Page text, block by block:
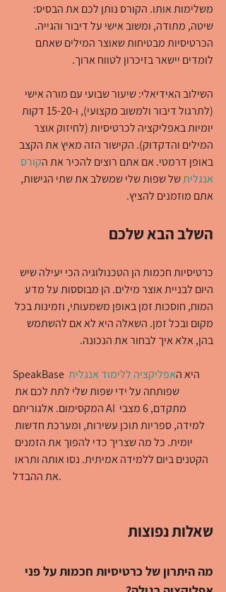
משלימות אותו. הקורס נותן לכם את הבסיס:
שיטה, מתודה, ומשוב אישי על דיבור והגייה.
הכרטיסיות מבטיחות שאוצר המילים שאתם
לומדים יישאר בזיכרון לטווח ארוך.
השילוב האידיאלי: שיעור שבועי עם מורה אישי
(לתרגול דיבור ולמשוב מקצועי), ו-15-20 דקות
יומיות באפליקציה לכרטיסיות (לחיזוק אוצר
המילים והדקדוק). הקישור הזה מאיץ את הקצב
באופן דרמטי. אם אתם רוצים להכיר את הקורס
אנגלית של שפות שלי שמשלב את שתי הגישות,
אתם מוזמנים להציץ.
השלב הבא שלכם
כרטיסיות חכמות הן הטכנולוגיה הכי יעילה שיש
היום לבניית אוצר מילים. הן מבוססות על מדע
המוח, חוסכות זמן באופן משמעותי, וזמינות בכל
מקום ובכל זמן. השאלה היא לא אם להשתמש
בהן, אלא איך לבחור את הנכונה.
SpeakBase היא האפליקציה ללימוד אנגלית
שפותחה על ידי שפות שלי לתת לכם את
המקסימום. אלגוריתם AI מתקדם, 6 מצבי
למידה, ספריות תוכן עשירות, ומערכת חדשות
יומית. כל מה שצריך כדי להפוך את הזמנים
הקטנים ביום ללמידה אמיתית. נסו אותה ותראו
את ההבדל.
שאלות נפוצות
מה היתרון של כרטיסיות חכמות על פני